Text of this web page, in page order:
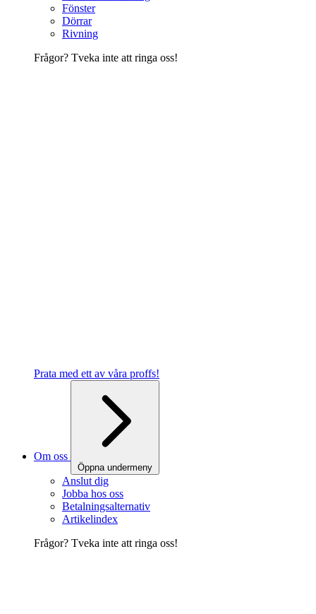
Fönster
Dörrar
Rivning
Frågor? Tveka inte att ringa oss!
Prata med ett av våra proffs!
Om oss
Öppna undermeny
Anslut dig
Jobba hos oss
Betalningsalternativ
Artikelindex
Frågor? Tveka inte att ringa oss!